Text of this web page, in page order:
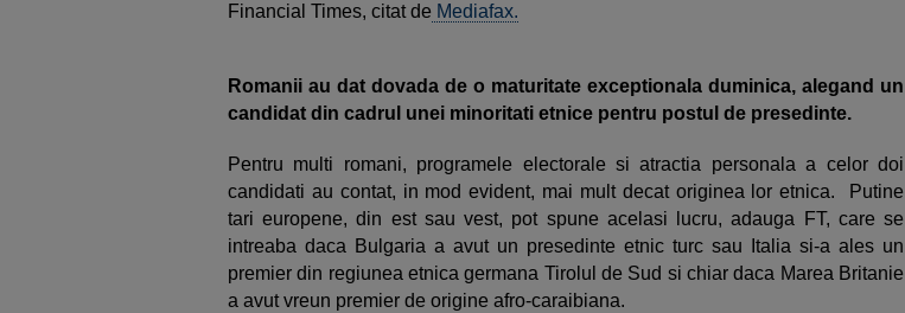
Financial Times, citat de Mediafax.
Romanii au dat dovada de o maturitate exceptionala duminica, alegand un
candidat din cadrul unei minoritati etnice pentru postul de presedinte.
Pentru multi romani, programele electorale si atractia personala a celor doi
candidati au contat, in mod evident, mai mult decat originea lor etnica. Putine
tari europene, din est sau vest, pot spune acelasi lucru, adauga FT, care se
intreaba daca Bulgaria a avut un presedinte etnic turc sau Italia si-a ales un
premier din regiunea etnica germana Tirolul de Sud si chiar daca Marea Britanie
a avut vreun premier de origine afro-caraibiana.